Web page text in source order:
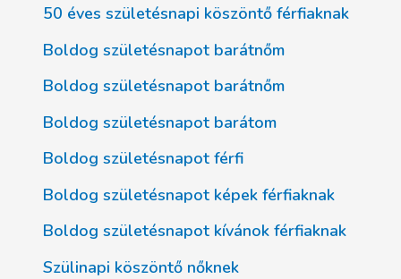
50 éves születésnapi köszöntő férfiaknak
Boldog születésnapot barátnőm
Boldog születésnapot barátnőm
Boldog születésnapot barátom
Boldog születésnapot férfi
Boldog születésnapot képek férfiaknak
Boldog születésnapot kívánok férfiaknak
Szülinapi köszöntő nőknek